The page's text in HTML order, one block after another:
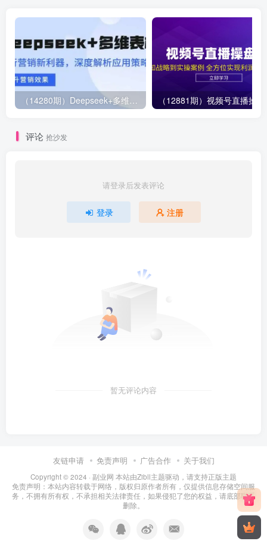
（14280期）Deepseek+多维表格，银行营销新利器，深度解析应用策略，提升营销效果
评论 抢沙发
请登录后发表评论
登录 注册
暂无评论内容
友链申请 免责声明 广告合作 关于我们
Copyright © 2024 · 副业网 本站由Zibll主题驱动，请支持正版主题
免责声明：本站内容转载于网络，版权归原作者所有，仅提供信息存储空间服
务，不拥有所有权，不承担相关法律责任，如果侵犯了您的权益，请底部联系
删除。